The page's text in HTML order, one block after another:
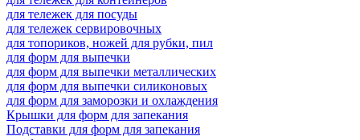
для тележек для посуды
для тележек сервировочных
для топориков, ножей для рубки, пил
для форм для выпечки
для форм для выпечки металлических
для форм для выпечки силиконовых
для форм для заморозки и охлаждения
Крышки для форм для запекания
Подставки для форм для запекания